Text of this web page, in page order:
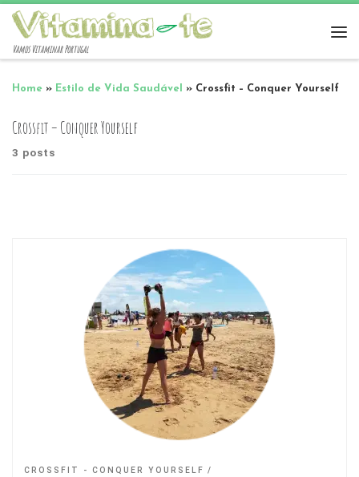
Vamos Vitaminar Portugal
Home » Estilo de Vida Saudável » Crossfit – Conquer Yourself
Crossfit – Conquer Yourself
3 posts
CROSSFIT - CONQUER YOURSELF